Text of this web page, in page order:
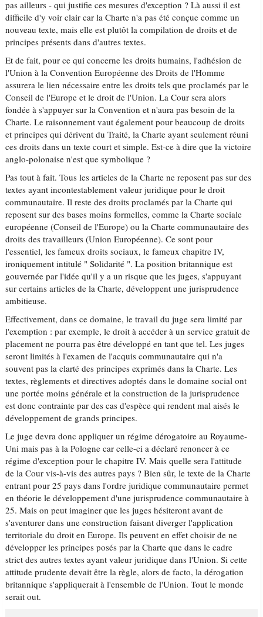
pas ailleurs - qui justifie ces mesures d'exception ? Là aussi il est
difficile d'y voir clair car la Charte n'a pas été conçue comme un
nouveau texte, mais elle est plutôt la compilation de droits et de
principes présents dans d'autres textes.
Et de fait, pour ce qui concerne les droits humains, l'adhésion de
l'Union à la Convention Européenne des Droits de l'Homme
assurera le lien nécessaire entre les droits tels que proclamés par le
Conseil de l'Europe et le droit de l'Union. La Cour sera alors
fondée à s'appuyer sur la Convention et n'aura pas besoin de la
Charte. Le raisonnement vaut également pour beaucoup de droits
et principes qui dérivent du Traité, la Charte ayant seulement réuni
ces droits dans un texte court et simple. Est-ce à dire que la victoire
anglo-polonaise n'est que symbolique ?
Pas tout à fait. Tous les articles de la Charte ne reposent pas sur des
textes ayant incontestablement valeur juridique pour le droit
communautaire. Il reste des droits proclamés par la Charte qui
reposent sur des bases moins formelles, comme la Charte sociale
européenne (Conseil de l'Europe) ou la Charte communautaire des
droits des travailleurs (Union Européenne). Ce sont pour
l'essentiel, les fameux droits sociaux, le fameux chapitre IV,
ironiquement intitulé " Solidarité ". La position britannique est
gouvernée par l'idée qu'il y a un risque que les juges, s'appuyant
sur certains articles de la Charte, développent une jurisprudence
ambitieuse.
Effectivement, dans ce domaine, le travail du juge sera limité par
l'exemption : par exemple, le droit à accéder à un service gratuit de
placement ne pourra pas être développé en tant que tel. Les juges
seront limités à l'examen de l'acquis communautaire qui n'a
souvent pas la clarté des principes exprimés dans la Charte. Les
textes, règlements et directives adoptés dans le domaine social ont
une portée moins générale et la construction de la jurisprudence
est donc contrainte par des cas d'espèce qui rendent mal aisés le
développement de grands principes.
Le juge devra donc appliquer un régime dérogatoire au Royaume-
Uni mais pas à la Pologne car celle-ci a déclaré renoncer à ce
régime d'exception pour le chapitre IV. Mais quelle sera l'attitude
de la Cour vis-à-vis des autres pays ? Bien sûr, le texte de la Charte
entrant pour 25 pays dans l'ordre juridique communautaire permet
en théorie le développement d'une jurisprudence communautaire à
25. Mais on peut imaginer que les juges hésiteront avant de
s'aventurer dans une construction faisant diverger l'application
territoriale du droit en Europe. Ils peuvent en effet choisir de ne
développer les principes posés par la Charte que dans le cadre
strict des autres textes ayant valeur juridique dans l'Union. Si cette
attitude prudente devait être la règle, alors de facto, la dérogation
britannique s'appliquerait à l'ensemble de l'Union. Tout le monde
serait out.